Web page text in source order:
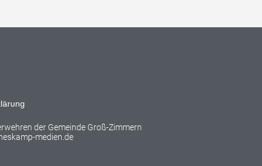
der Gemeinde Groß-Zimmern
heskamp-medien.de